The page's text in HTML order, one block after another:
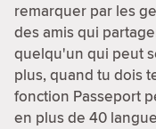
remarquer par les
des amis qui
quelqu'un qui peut
plus, quand tu dois
fonction Passeport
en plus de 40